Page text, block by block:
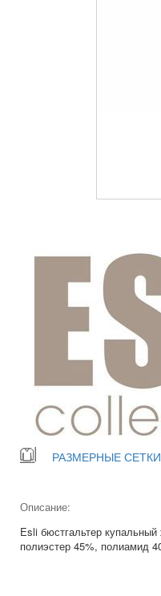
РАЗМЕРНЫЕ СЕТКИ
Описание:
Esli бюстгальтер
полиэстер 45%, полиамид